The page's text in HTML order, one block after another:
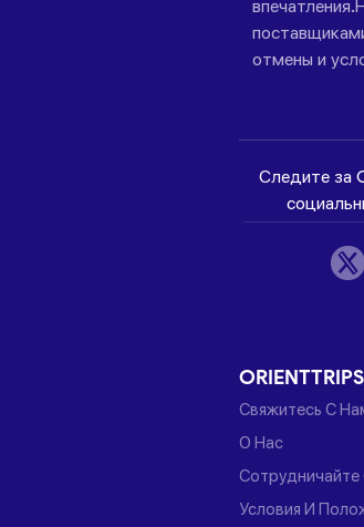
отмены и
Следите за
ORIENTTRIPS
Свяжитесь С
О Нас
Условия И